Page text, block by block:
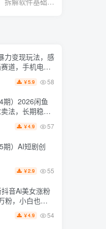
×橱窗带货6W
力变现玩法，感
道，手机电脑
￥5.9 58
期）2026闲鱼
法，长期稳定
利润300
￥4.9 57
期）AI短剧创
教
作恶毒女配短
￥2.9 55
音Ai美女涨粉
粉，小白也能
粉变现
￥4.9 54